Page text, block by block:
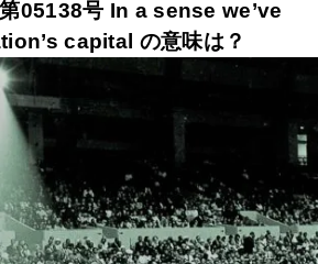
05138号 In a sense we’ve
capital の意味は？